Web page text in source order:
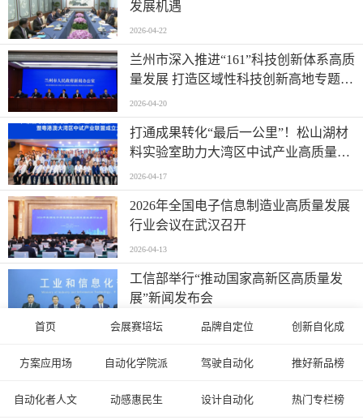
发展机遇
2026-04-22
兰州市深入推进“161”科技创新体系高质
量发展 打造区域性科技创新高地专题新
闻发布会实录（文+图）
2026-04-20
打通成果转化“最后一公里”！松山湖材
料实验室助力大湾区中试产业高质量发
展
2026-04-17
2026年全国电子信息制造业高质量发展
行业会议在武汉召开
2026-04-13
工信部举行“推动国家高新区高质量发
展”新闻发布会
2026-04-11
进人工智能服务器产业链高质量发展行
2026-03-25
首页 会展赛培坛 品牌自定位 创新自化成
方案应用场 自动化学院派 驾驶自动化 推好新品榜
自动化者人文 动感惠民生 设计自动化 热门专栏榜